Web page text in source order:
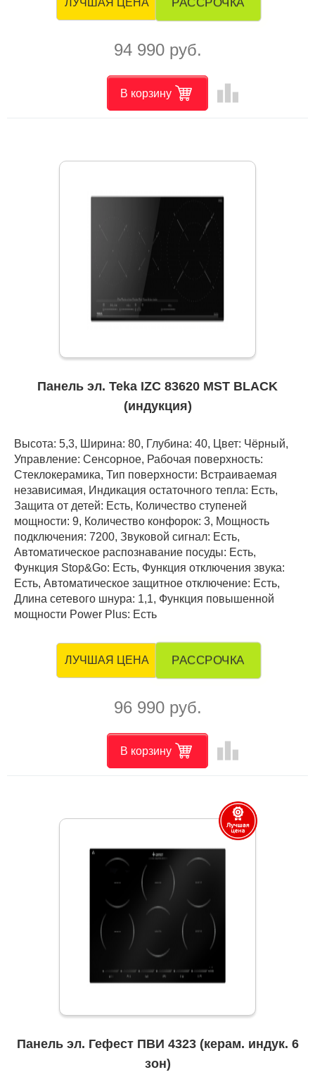
ЛУЧШАЯ ЦЕНА РАССРОЧКА
94 990 руб.
В корзину leaderboard
Панель эл. Teka IZC 83620 MST BLACK
(индукция)
Высота: 5,3, Ширина: 80, Глубина: 40, Цвет: Чёрный,
Управление: Сенсорное, Рабочая поверхность:
Стеклокерамика, Тип поверхности: Встраиваемая
независимая, Индикация остаточного тепла: Есть,
Защита от детей: Есть, Количество ступеней
мощности: 9, Количество конфорок: 3, Мощность
подключения: 7200, Звуковой сигнал: Есть,
Автоматическое распознавание посуды: Есть,
Функция Stop&Go: Есть, Функция отключения звука:
Есть, Автоматическое защитное отключение: Есть,
Длина сетевого шнура: 1,1, Функция повышенной
мощности Power Plus: Есть
ЛУЧШАЯ ЦЕНА РАССРОЧКА
96 990 руб.
В корзину leaderboard
Панель эл. Гефест ПВИ 4323 (керам. индук. 6
зон)